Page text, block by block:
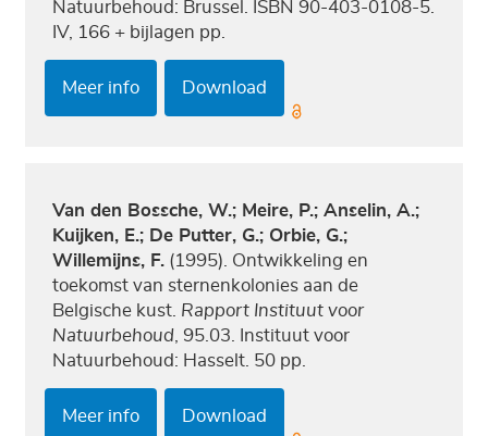
Natuurbehoud: Brussel. ISBN 90-403-0108-5.
IV, 166 + bijlagen pp.
Meer info Download
Van den Bossche, W.; Meire, P.; Anselin, A.;
Kuijken, E.; De Putter, G.; Orbie, G.;
Willemijns, F. (1995). Ontwikkeling en
toekomst van sternenkolonies aan de
Belgische kust. Rapport Instituut voor
Natuurbehoud , 95.03. Instituut voor
Natuurbehoud: Hasselt. 50 pp.
Meer info Download